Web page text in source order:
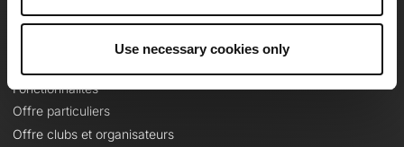
Use necessary cookies only
Fonctionnalités
Offre particuliers
Offre clubs et organisateurs